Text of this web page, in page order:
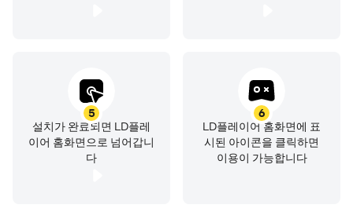
(외화 결제 시 환율 및 수수료 등으로 인해 실제 청구금액과
다를 수 있음)
- 상품지급방식: 게임 내 구매한 아이디(캐릭터)로 즉시 지
5
설치가 완료되면 LD플레
이어 홈화면으로 넘어갑니
다
6
LD플레이어 홈화면에 표
시된 아이콘을 클릭하면
이용이 가능합니다